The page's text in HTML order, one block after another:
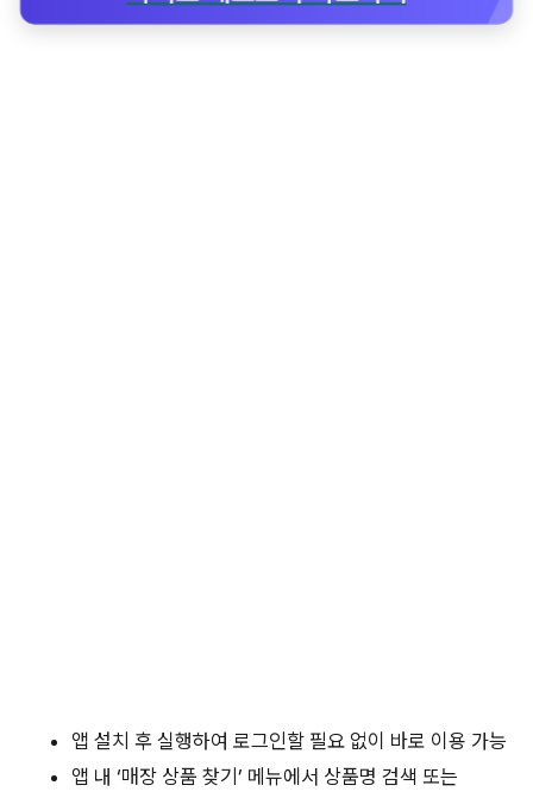
앱 설치 후 실행하여 로그인할 필요 없이 바로 이용 가능
앱 내 ‘매장 상품 찾기’ 메뉴에서 상품명 검색 또는